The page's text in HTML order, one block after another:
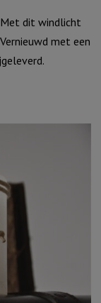
Met dit windlicht
met een